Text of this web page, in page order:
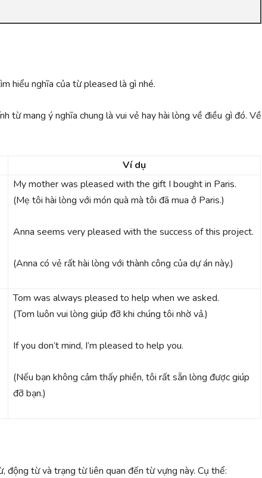
hiểu nghĩa của từ pleased là gì nhé.
từ mang ý nghĩa chung là vui vẻ hay hài lòng về điều gì đó. Về
Ví dụ
My mother was pleased with the gift I bought in Paris.
(Mẹ tôi hài lòng với món quà mà tôi đã mua ở Paris.)
Anna seems very pleased with the success of this project.
(Anna có vẻ rất hài lòng với thành công của dự án này.)
Tom was always pleased to help when we asked.
(Tom luôn vui lòng giúp đỡ khi chúng tôi nhờ vả.)
If you don’t mind, I’m pleased to help you.
(Nếu bạn không cảm thấy phiền, tôi rất sẵn lòng được giúp
đỡ bạn.)
từ và trạng từ liên quan đến từ vựng này. Cụ thể: